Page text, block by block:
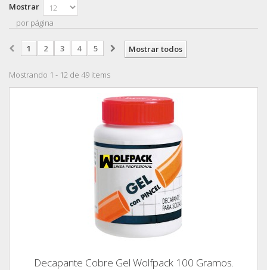
Mostrar
por página
Mostrar todos
1 2 3 4 5
Mostrando 1 - 12 de 49 items
Decapante Cobre Gel Wolfpack 100 Gramos.